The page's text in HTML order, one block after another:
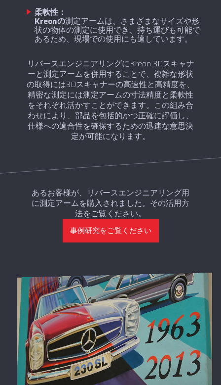
柔軟性：
‍Kreonの測定アームは、さまざまなサイズや形
状の物体の測定に使用でき、持ち運びも可能で
あるため、現場での使用にも適しています。
リバースエンジニアリングにKreon 3Dスキャナ
ーと測定アームを併用することで、複雑な形状
の取得には3Dスキャナーの高速性と高精度を、
精密な測定には測定アームの寸法精度と柔軟性
をそれぞれ活かすことができます。この組み合
わせにより、部品を包括的かつ正確に評価し、
仕様への適合性を確保するための迅速な意思決
定が可能になります。
あるお客様が、リバースエンジニアリング用
に測定アームを購入されました。その活用方
法をご覧ください。
事例研究をご覧ください